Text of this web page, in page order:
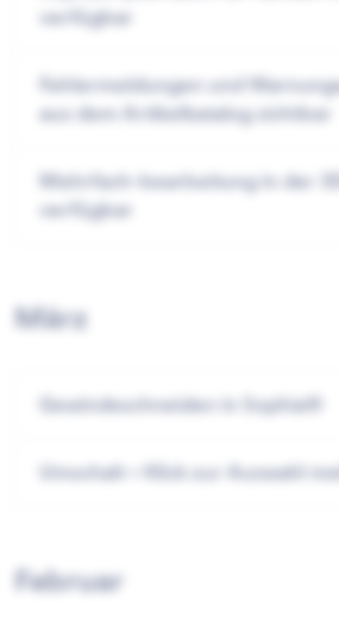
verfügbar
Fehlermeldungen und
aus dem Artikelkatalog sichtbar
Mehrfach-bearbeitung in der
verfügbar
März
Gewindeschneiden in Sophia®
Umschalt + Klick zur Auswahl
Februar